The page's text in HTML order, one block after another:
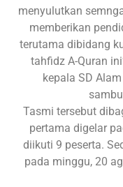
menyulutkan
memberikan
terutama dibidang
tahfidz A-Quran
kepala SD
Tasmi tersebut
pertama digelar
diikuti 9 peserta.
pada minggu, 20